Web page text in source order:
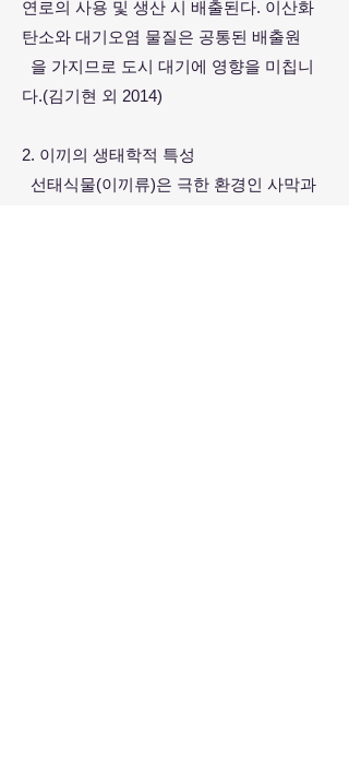
연로의 사용 및 생산 시 배출된다. 이산화
탄소와 대기오염 물질은 공통된 배출원
을 가지므로 도시 대기에 영향을 미칩니
다.(김기현 외 2014)
2. 이끼의 생태학적 특성
선태식물(이끼류)은 극한 환경인 사막과